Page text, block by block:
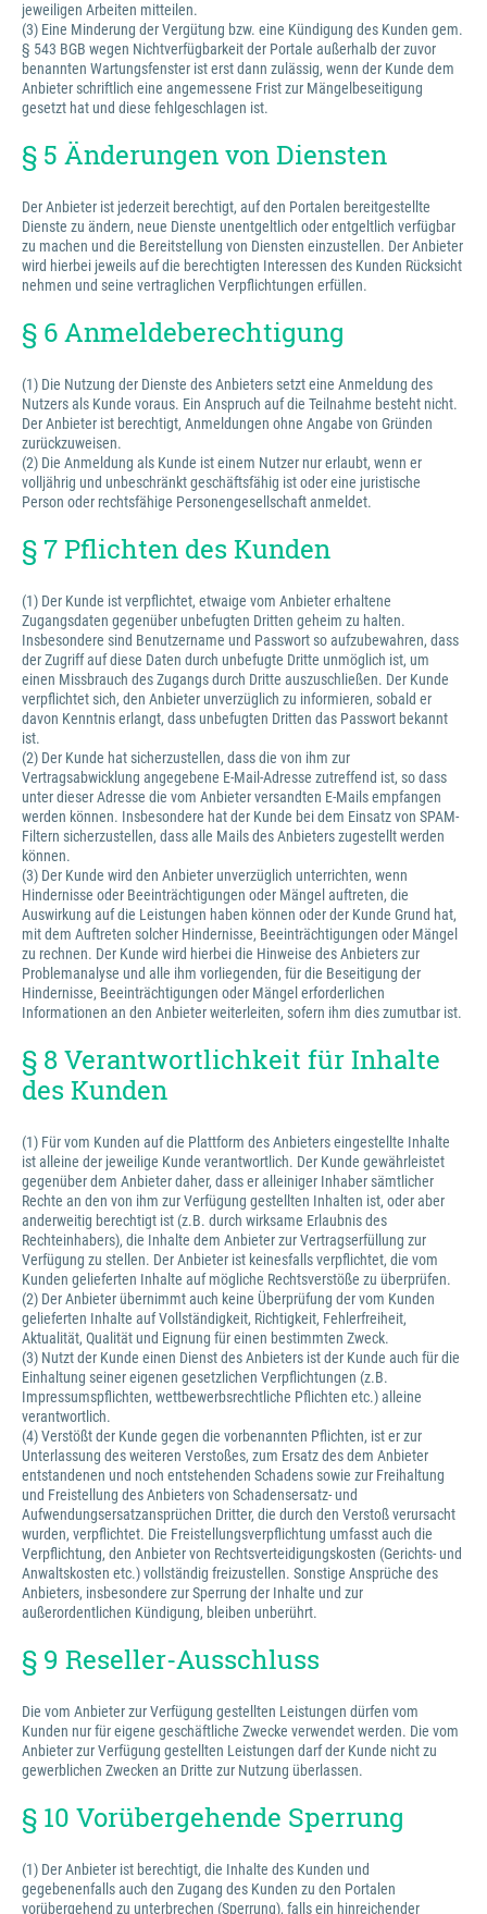
jeweiligen Arbeiten mitteilen.
(3) Eine Minderung der Vergütung bzw. eine Kündigung des Kunden gem.
§ 543 BGB wegen Nichtverfügbarkeit der Portale außerhalb der zuvor
benannten Wartungsfenster ist erst dann zulässig, wenn der Kunde dem
Anbieter schriftlich eine angemessene Frist zur Mängelbeseitigung
gesetzt hat und diese fehlgeschlagen ist.
§ 5 Änderungen von Diensten
Der Anbieter ist jederzeit berechtigt, auf den Portalen bereitgestellte
Dienste zu ändern, neue Dienste unentgeltlich oder entgeltlich verfügbar
zu machen und die Bereitstellung von Diensten einzustellen. Der Anbieter
wird hierbei jeweils auf die berechtigten Interessen des Kunden Rücksicht
nehmen und seine vertraglichen Verpflichtungen erfüllen.
§ 6 Anmeldeberechtigung
(1) Die Nutzung der Dienste des Anbieters setzt eine Anmeldung des
Nutzers als Kunde voraus. Ein Anspruch auf die Teilnahme besteht nicht.
Der Anbieter ist berechtigt, Anmeldungen ohne Angabe von Gründen
zurückzuweisen.
(2) Die Anmeldung als Kunde ist einem Nutzer nur erlaubt, wenn er
volljährig und unbeschränkt geschäftsfähig ist oder eine juristische
Person oder rechtsfähige Personengesellschaft anmeldet.
§ 7 Pflichten des Kunden
(1) Der Kunde ist verpflichtet, etwaige vom Anbieter erhaltene
Zugangsdaten gegenüber unbefugten Dritten geheim zu halten.
Insbesondere sind Benutzername und Passwort so aufzubewahren, dass
der Zugriff auf diese Daten durch unbefugte Dritte unmöglich ist, um
einen Missbrauch des Zugangs durch Dritte auszuschließen. Der Kunde
verpflichtet sich, den Anbieter unverzüglich zu informieren, sobald er
davon Kenntnis erlangt, dass unbefugten Dritten das Passwort bekannt
ist.
(2) Der Kunde hat sicherzustellen, dass die von ihm zur
Vertragsabwicklung angegebene E-Mail-Adresse zutreffend ist, so dass
unter dieser Adresse die vom Anbieter versandten E-Mails empfangen
werden können. Insbesondere hat der Kunde bei dem Einsatz von SPAM-
Filtern sicherzustellen, dass alle Mails des Anbieters zugestellt werden
können.
(3) Der Kunde wird den Anbieter unverzüglich unterrichten, wenn
Hindernisse oder Beeinträchtigungen oder Mängel auftreten, die
Auswirkung auf die Leistungen haben können oder der Kunde Grund hat,
mit dem Auftreten solcher Hindernisse, Beeinträchtigungen oder Mängel
zu rechnen. Der Kunde wird hierbei die Hinweise des Anbieters zur
Problemanalyse und alle ihm vorliegenden, für die Beseitigung der
Hindernisse, Beeinträchtigungen oder Mängel erforderlichen
Informationen an den Anbieter weiterleiten, sofern ihm dies zumutbar ist.
§ 8 Verantwortlichkeit für Inhalte
des Kunden
(1) Für vom Kunden auf die Plattform des Anbieters eingestellte Inhalte
ist alleine der jeweilige Kunde verantwortlich. Der Kunde gewährleistet
gegenüber dem Anbieter daher, dass er alleiniger Inhaber sämtlicher
Rechte an den von ihm zur Verfügung gestellten Inhalten ist, oder aber
anderweitig berechtigt ist (z.B. durch wirksame Erlaubnis des
Rechteinhabers), die Inhalte dem Anbieter zur Vertragserfüllung zur
Verfügung zu stellen. Der Anbieter ist keinesfalls verpflichtet, die vom
Kunden gelieferten Inhalte auf mögliche Rechtsverstöße zu überprüfen.
(2) Der Anbieter übernimmt auch keine Überprüfung der vom Kunden
gelieferten Inhalte auf Vollständigkeit, Richtigkeit, Fehlerfreiheit,
Aktualität, Qualität und Eignung für einen bestimmten Zweck.
(3) Nutzt der Kunde einen Dienst des Anbieters ist der Kunde auch für die
Einhaltung seiner eigenen gesetzlichen Verpflichtungen (z.B.
Impressumspflichten, wettbewerbsrechtliche Pflichten etc.) alleine
verantwortlich.
(4) Verstößt der Kunde gegen die vorbenannten Pflichten, ist er zur
Unterlassung des weiteren Verstoßes, zum Ersatz des dem Anbieter
entstandenen und noch entstehenden Schadens sowie zur Freihaltung
und Freistellung des Anbieters von Schadensersatz- und
Aufwendungsersatzansprüchen Dritter, die durch den Verstoß verursacht
wurden, verpflichtet. Die Freistellungsverpflichtung umfasst auch die
Verpflichtung, den Anbieter von Rechtsverteidigungskosten (Gerichts- und
Anwaltskosten etc.) vollständig freizustellen. Sonstige Ansprüche des
Anbieters, insbesondere zur Sperrung der Inhalte und zur
außerordentlichen Kündigung, bleiben unberührt.
§ 9 Reseller-Ausschluss
Die vom Anbieter zur Verfügung gestellten Leistungen dürfen vom
Kunden nur für eigene geschäftliche Zwecke verwendet werden. Die vom
Anbieter zur Verfügung gestellten Leistungen darf der Kunde nicht zu
gewerblichen Zwecken an Dritte zur Nutzung überlassen.
§ 10 Vorübergehende Sperrung
(1) Der Anbieter ist berechtigt, die Inhalte des Kunden und
gegebenenfalls auch den Zugang des Kunden zu den Portalen
vorübergehend zu unterbrechen (Sperrung), falls ein hinreichender